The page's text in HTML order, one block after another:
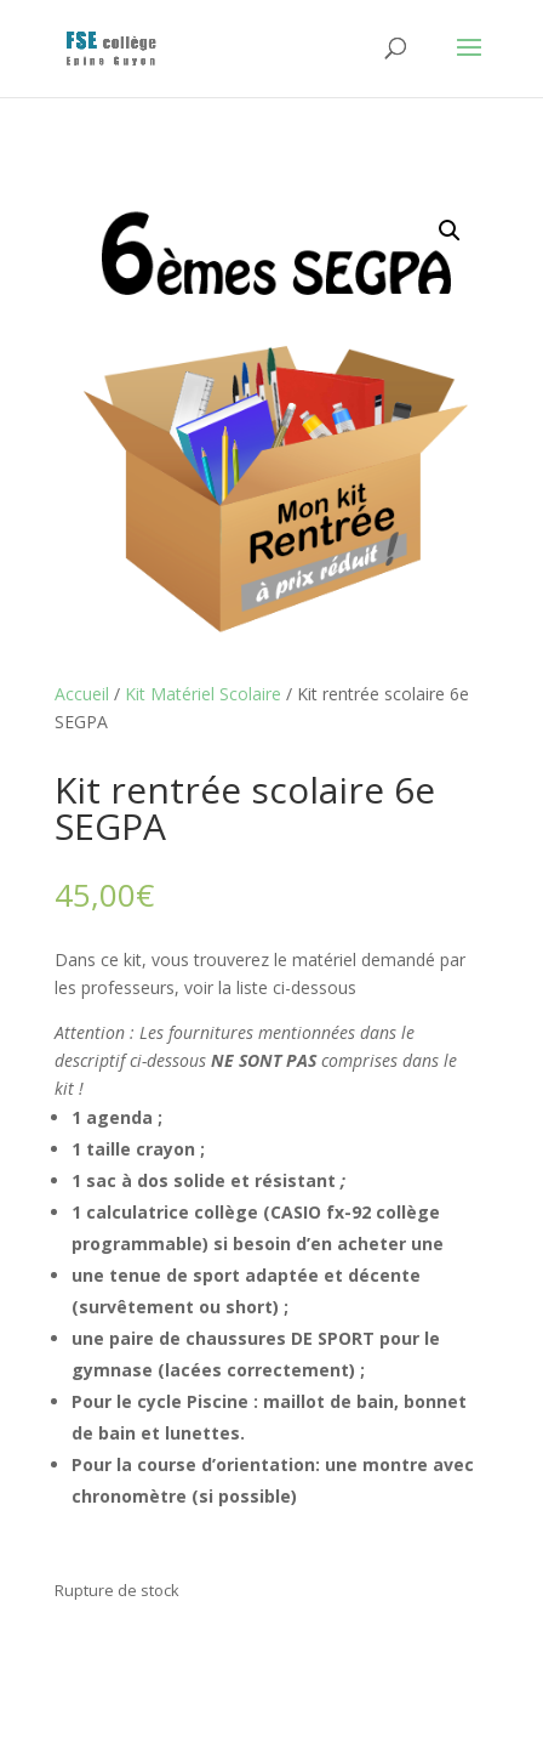
Accueil / Kit Matériel Scolaire / Kit rentrée scolaire 6e
SEGPA
Kit rentrée scolaire 6e
SEGPA
45,00€
Dans ce kit, vous trouverez le matériel demandé par
les professeurs, voir la liste ci-dessous
Attention : Les fournitures mentionnées dans le
descriptif ci-dessous NE SONT PAS comprises dans le
kit !
1 agenda ;
1 taille crayon ;
1 sac à dos solide et résistant ;
1 calculatrice collège (CASIO fx-92 collège
programmable) si besoin d’en acheter une
une tenue de sport adaptée et décente
(survêtement ou short) ;
une paire de chaussures DE SPORT pour le
gymnase (lacées correctement) ;
Pour le cycle Piscine : maillot de bain, bonnet
de bain et lunettes.
Pour la course d’orientation: une montre avec
chronomètre (si possible)
Rupture de stock